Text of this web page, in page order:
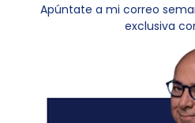
Apúntate a mi correo
exclusiva